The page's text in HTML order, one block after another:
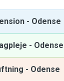
- Odense
- Odense
- Odense